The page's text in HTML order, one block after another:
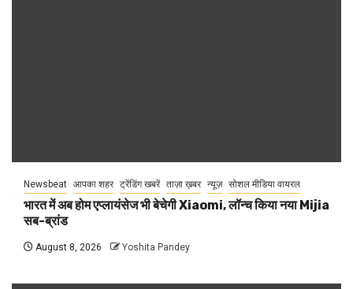
Newsbeat आपका शहर ट्रेंडिंग खबरें ताज़ा ख़बर न्यूज़ सोशल मीडिया वायरल
भारत में अब होम एप्लायंसेज भी बेचेगी Xiaomi, लॉन्च किया नया Mijia
सब-ब्रांड
August 8, 2026 Yoshita Pandey